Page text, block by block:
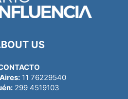
US
11 76229540
299 4519103